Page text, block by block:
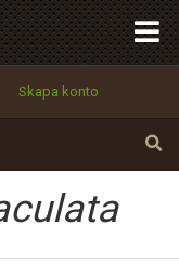
Skapa konto
Tillbaka till förstasidan